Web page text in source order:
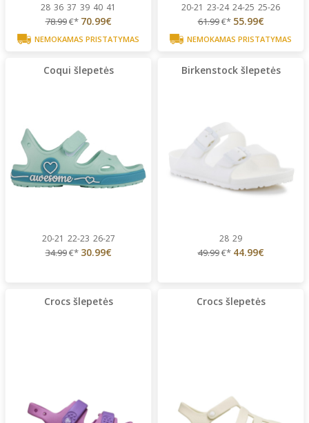
28 36 37 39 40 41
78.99€* 70.99€
NEMOKAMAS PRISTATYMAS
20-21 23-24 24-25 25-26
61.99€* 55.99€
NEMOKAMAS PRISTATYMAS
Coqui šlepetės
20-21 22-23 26-27
34.99€* 30.99€
Birkenstock šlepetės
28 29
49.99€* 44.99€
Crocs šlepetės Crocs šlepetės